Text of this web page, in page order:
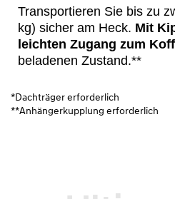
Transportieren Sie bis zu
kg) sicher am Heck. Mit
leichten Zugang zum
beladenen Zustand.**
*Dachträger erforderlich
**Anhängerkupplung erforderlich